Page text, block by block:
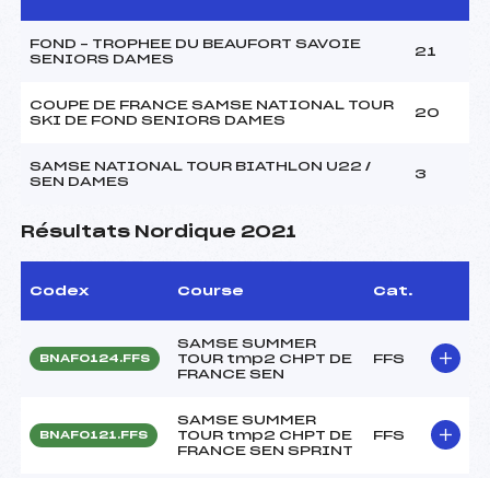
FOND – TROPHEE DU BEAUFORT SAVOIE
SENIORS DAMES
21
COUPE DE FRANCE SAMSE NATIONAL TOUR
SKI DE FOND SENIORS DAMES
20
SAMSE NATIONAL TOUR BIATHLON U22 /
SEN DAMES
3
Résultats Nordique 2021
Codex Course Cat.
BNAF0124.FFS
SAMSE SUMMER
TOUR tmp2 CHPT DE
FRANCE SEN
FFS
BNAF0121.FFS
SAMSE SUMMER
TOUR tmp2 CHPT DE
FRANCE SEN SPRINT
FFS